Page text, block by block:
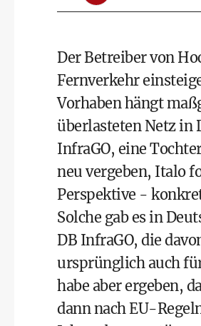
Der Betreiber von
Fernverkehr
Vorhaben hängt
überlasteten Netz in
InfraGO, eine
neu vergeben, Italo
Perspektive -
Solche gab es in
DB InfraGO, die
ursprünglich auch
habe aber ergeben,
dann nach EU-